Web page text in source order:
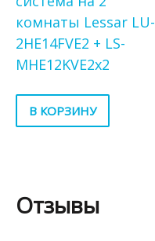
комнаты Lessar LU-
2HE14FVE2 + LS-
MHE12KVE2x2
В КОРЗИНУ
Отзывы